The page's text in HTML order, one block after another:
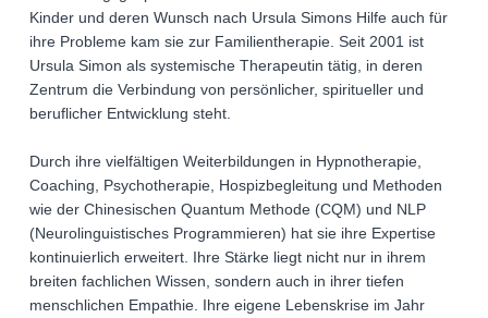
Kinder und deren Wunsch nach Ursula Simons Hilfe auch für
ihre Probleme kam sie zur Familientherapie. Seit 2001 ist
Ursula Simon als systemische Therapeutin tätig, in deren
Zentrum die Verbindung von persönlicher, spiritueller und
beruflicher Entwicklung steht.
Durch ihre vielfältigen Weiterbildungen in Hypnotherapie,
Coaching, Psychotherapie, Hospizbegleitung und Methoden
wie der Chinesischen Quantum Methode (CQM) und NLP
(Neurolinguistisches Programmieren) hat sie ihre Expertise
kontinuierlich erweitert. Ihre Stärke liegt nicht nur in ihrem
breiten fachlichen Wissen, sondern auch in ihrer tiefen
menschlichen Empathie. Ihre eigene Lebenskrise im Jahr